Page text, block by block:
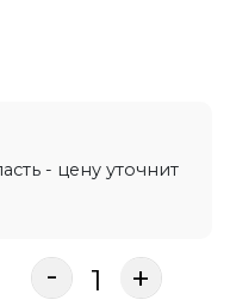
- цену уточнит
- +